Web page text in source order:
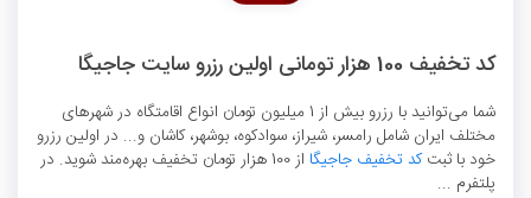
کد تخفیف 100 هزار تومانی اولین رزرو سایت جاجیگا
شما می‌توانید با رزرو بیش از 1 میلیون تومان انواع اقامتگاه در شهرهای
مختلف ایران شامل رامسر، شیراز، سوادکوه، بوشهر، کاشان و... در اولین رزرو
خود با ثبتکد تخفیف جاجیگا
از 100 هزار تومان تخفیف بهره‌مند شوید. در
پلتفرم ...